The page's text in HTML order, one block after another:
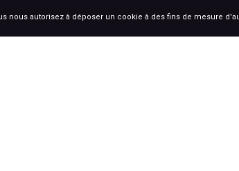
nous autorisez à déposer un cookie à des fins de mesure